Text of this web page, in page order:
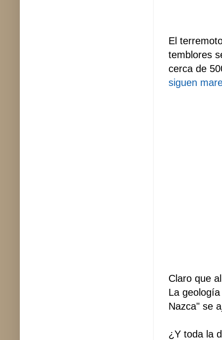
El
temblores
cerca de
siguen
Claro que
La
Nazca" se
¿Y toda la